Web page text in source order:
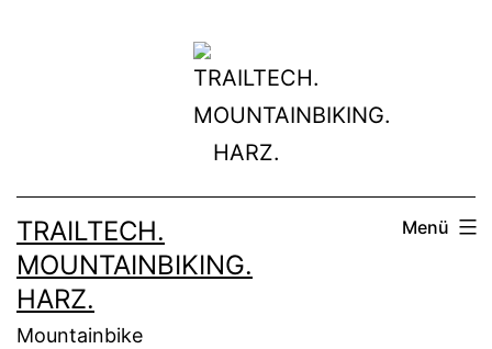
TRAILTECH.
MOUNTAINBIKING.
HARZ.
Mountainbike
Menü